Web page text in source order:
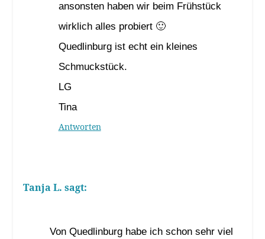
ansonsten haben wir beim Frühstück
wirklich alles probiert 🙂
Quedlinburg ist echt ein kleines
Schmuckstück.
LG
Tina
Antworten
Tanja L. sagt:
Von Quedlinburg habe ich schon sehr viel